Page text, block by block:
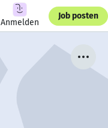
Anmelden
Job posten